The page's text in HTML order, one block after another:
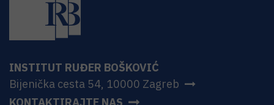
INSTITUT RUĐER BOŠKOVIĆ
Bijenička cesta 54, 10000 Zagreb